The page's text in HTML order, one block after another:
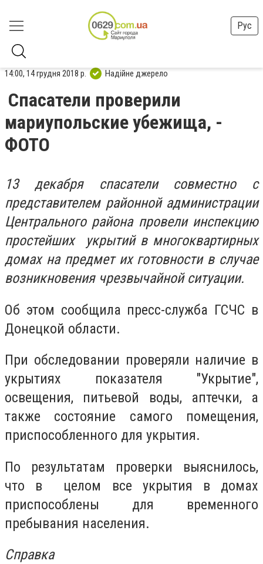
Рус
14:00, 14 грудня 2018 р. Надійне джерело
Спасатели проверили
мариупольские убежища, -
ФОТО
13 декабря спасатели совместно с
представителем районной администрации
Центрального района провели инспекцию
простейших укрытий в многоквартирных
домах на предмет их готовности в случае
возникновения чрезвычайной ситуации.
Об этом сообщила пресс-служба ГСЧС в
Донецкой области.
При обследовании проверяли наличие в
укрытиях показателя "Укрытие",
освещения, питьевой воды, аптечки, а
также состояние самого помещения,
приспособленного для укрытия.
По результатам проверки выяснилось,
что в целом все укрытия в домах
приспособлены для временного
пребывания населения.
Справка